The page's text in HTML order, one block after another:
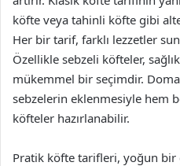
köfte veya tahinli köfte gibi
Her bir tarif, farklı lezzetler
Özellikle sebzeli köfteler,
mükemmel bir seçimdir.
sebzelerin eklenmesiyle hem
köfteler hazırlanabilir.
Pratik köfte tarifleri, yoğun bir